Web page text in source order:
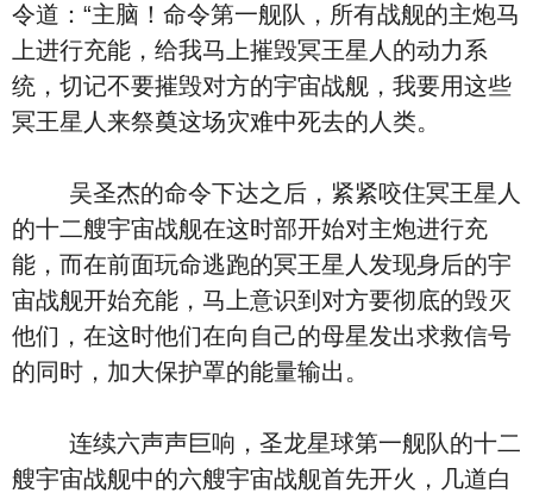
令道：“主脑！命令第一舰队，所有战舰的主炮马
上进行充能，给我马上摧毁冥王星人的动力系
统，切记不要摧毁对方的宇宙战舰，我要用这些
冥王星人来祭奠这场灾难中死去的人类。
吴圣杰的命令下达之后，紧紧咬住冥王星人
的十二艘宇宙战舰在这时部开始对主炮进行充
能，而在前面玩命逃跑的冥王星人发现身后的宇
宙战舰开始充能，马上意识到对方要彻底的毁灭
他们，在这时他们在向自己的母星发出求救信号
的同时，加大保护罩的能量输出。
连续六声声巨响，圣龙星球第一舰队的十二
艘宇宙战舰中的六艘宇宙战舰首先开火，几道白